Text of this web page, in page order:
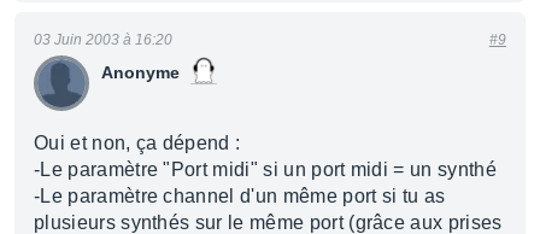
Anonyme
03 Juin 2003 à 16:20 #9
Oui et non, ça dépend :
-Le paramètre "Port midi" si un port midi = un synthé
-Le paramètre channel d'un même port si tu as
plusieurs synthés sur le même port (grâce aux prises